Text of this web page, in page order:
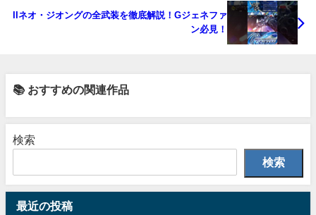
IIネオ・ジオングの全武装を徹底解説！Gジェネファ
ン必見！
📚 おすすめの関連作品
検索
検索
最近の投稿